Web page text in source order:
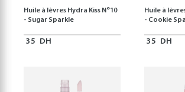
Huile à lèvres Hydra Kiss N°10
- Sugar Sparkle
35 DH
Huile à
- Cookie
35 DH